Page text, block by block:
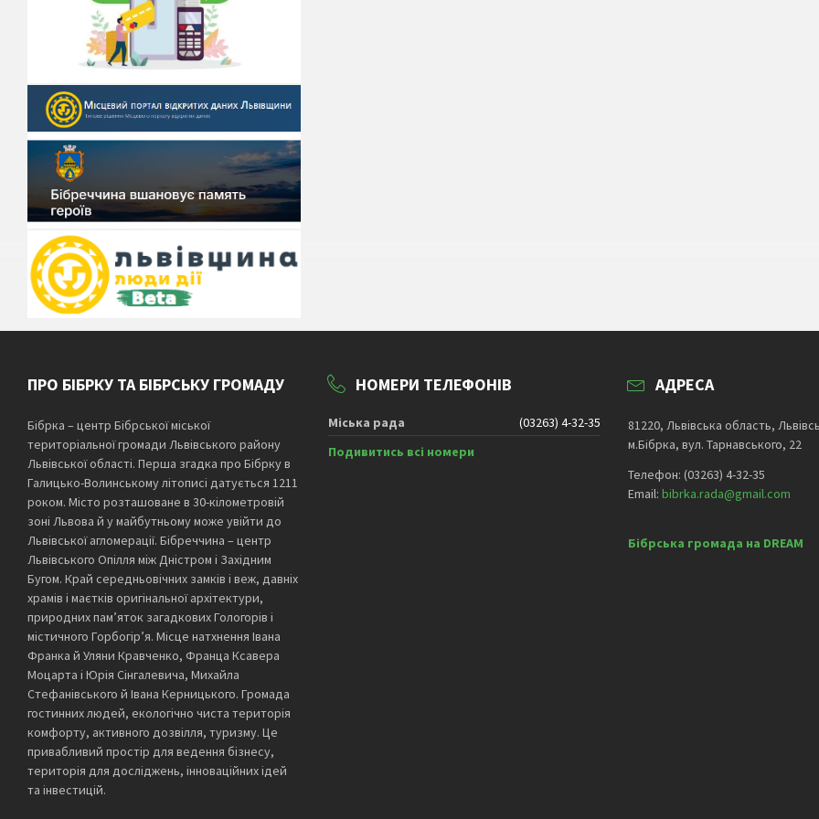
ПРО БІБРКУ ТА БІБРСЬКУ ГРОМАДУ
Бібрка – центр Бібрської міської
територіальної громади Львівського району
Львівської області. Перша згадка про Бібрку в
Галицько-Волинському літописі датується 1211
роком. Місто розташоване в 30-кілометровій
зоні Львова й у майбутньому може увійти до
Львівської агломерації. Бібреччина – центр
Львівського Опілля між Дністром і Західним
Бугом. Край середньовічних замків і веж, давніх
храмів і маєтків оригінальної архітектури,
природних пам’яток загадкових Гологорів і
містичного Горбогір’я. Місце натхнення Івана
Франка й Уляни Кравченко, Франца Ксавера
Моцарта і Юрія Сінгалевича, Михайла
Стефанівського й Івана Керницького. Громада
гостинних людей, екологічно чиста територія
комфорту, активного дозвілля, туризму. Це
привабливий простір для ведення бізнесу,
територія для досліджень, інноваційних ідей
та інвестицій.
НОМЕРИ ТЕЛЕФОНІВ
Міська рада
(03263) 4-32-35
Подивитись всі номери
АДРЕСА
81220, Львівська область,
м.Бібрка, вул. Тарнавського, 22
Телефон: (03263) 4-32-35
Email: bibrka.rada@gmail.com
Бібрська громада на DREAM